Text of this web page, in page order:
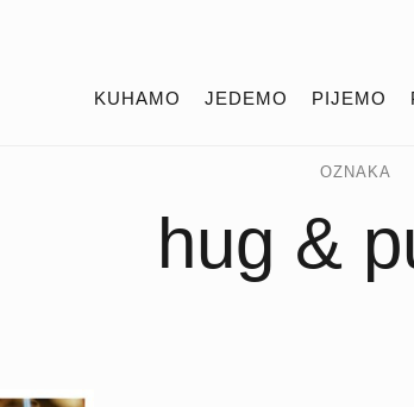
KUHAMO JEDEMO PIJEMO
OZNAKA
hug &